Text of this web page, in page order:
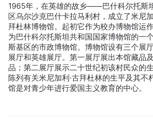
1965年，在英雄的故乡——巴什科尔托斯
区乌尔沙克巴什卡拉马利村，成立了米尼
拜杜林博物馆。起初它作为校办博物馆运
为巴什科尔托斯坦共和国国家博物馆的一
斯基区的市政博物馆。博物馆设有三个展
展厅和英雄展厅。第一展厅展出本馆藏品
品；第二展厅展示二十世纪初该村民众的
陈列有关米尼加利·古拜杜林的生平及其不
馆是对青少年进行爱国主义教育的中心。